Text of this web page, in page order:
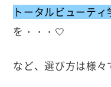
トータルビューティ
を・・・🤍
など、選び方は様々